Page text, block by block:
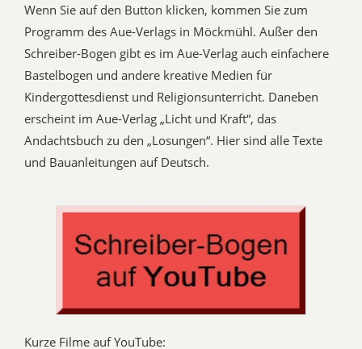
Wenn Sie auf den Button klicken, kommen Sie zum
Programm des Aue-Verlags in Möckmühl. Außer den
Schreiber-Bogen gibt es im Aue-Verlag auch einfachere
Bastelbogen und andere kreative Medien für
Kindergottesdienst und Religionsunterricht. Daneben
erscheint im Aue-Verlag „Licht und Kraft“, das
Andachtsbuch zu den „Losungen“. Hier sind alle Texte
und Bauanleitungen auf Deutsch.
Kurze Filme auf YouTube: